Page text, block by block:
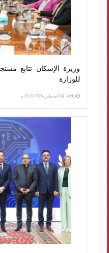
وزيرة الإسكان تتابع
للوزارة
الثلاثاء، 04 أغسطس 2026 03:29 م